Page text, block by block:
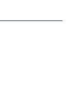
Stöttålig